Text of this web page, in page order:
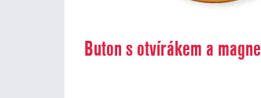
Buton s otvírákem a